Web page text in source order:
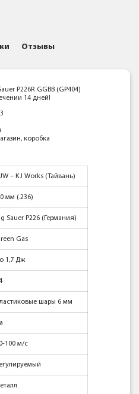
Отзывы
P226R GGBB (GP404)
14 дней!
коробка
– KJ Works (Тайвань)
мм (.236)
Sauer P226 (Германия)
Gas
1,7 Дж
шары 6 мм
100 м/с